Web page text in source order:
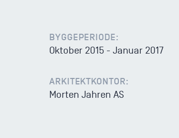
BYGGEPERIODE:
Oktober 2015 - Januar 2017
ARKITEKTKONTOR:
Morten Jahren AS